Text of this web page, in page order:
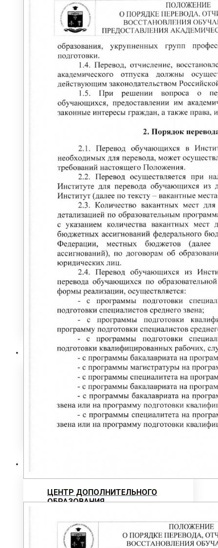
профессионального образования
РЕЙТИНГОВЫЕ СПИСКИ. КОЛИЧЕСТВО
ПОДАННЫХ ЗАЯВЛЕНИЙ
ПРИКАЗЫ О ЗАЧИСЛЕНИИ
ПРОГРАММЫ СПО (КОЛЛЕДЖ)
Стоимость обучения
Информация для абитуриентов
Перечень специальностей (количество
мест для приема)
Сроки зачисления
Сроки подачи документов
Перечень документов для поступления
ЛОКАЛЬНЫЕ НОРМАТИВНЫЕ АКТЫ
РОССИЙСКОЕ ЗАКОНОДАТЕЛЬСТВО
ИНСТРУКЦИИ
ОБРАЗЦЫ ДОКУМЕНТОВ
ОБРАЗОВАТЕЛЬНЫЙ КРЕДИТ
ЦЕЛЕВОЕ ОБУЧЕНИЕ
Выпускнику
ТРУДОУСТРОЙСТВО ВЫПУСКНИКОВ
Отзывы работодателей
Выпускники
ЦЕНТР ДОПОЛНИТЕЛЬНОГО
ОБРАЗОВАНИЯ
ПРОГРАММЫ ДОПОЛНИТЕЛЬНОГО
ПРОФЕССИОНАЛЬНОГО
ОБРАЗОВАНИЯ